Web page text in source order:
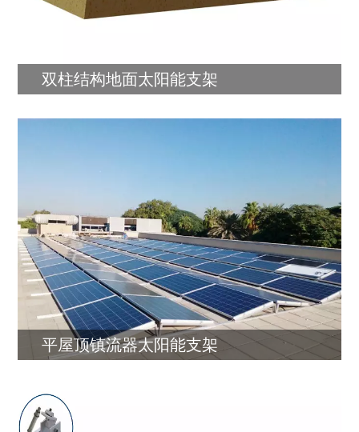
双柱结构地面太阳能支架
平屋顶镇流器太阳能支架